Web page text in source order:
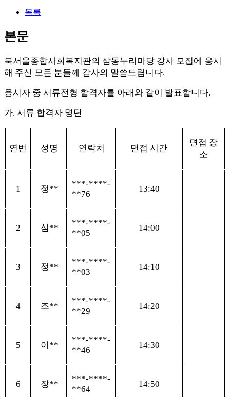
목록
본문
북서울종합사회복지관의 삼동누리마당 강사 모집에 응시
해 주신 모든 분들께 감사의 말씀드립니다.
응시자 중 서류전형 합격자를 아래와 같이 발표합니다.
가. 서류 합격자 명단
연번 성명 연락처 면접 시간
면접 장
소
1 정**
***-****-
**76
13:40
2 심**
***-****-
**05
14:00
3 정**
***-****-
**03
14:10
4 조**
***-****-
**29
14:20
5 이 **
***-****-
**46
14:30
6 장**
***-****-
**64
14:50